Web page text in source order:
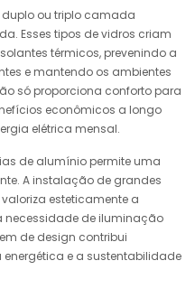
ou triplo camada
Esses tipos de vidros criam
térmicos, prevenindo a
e mantendo os ambientes
só proporciona conforto para
econômicos a longo
elétrica mensal.
de alumínio permite uma
A instalação de grandes
esteticamente a
necessidade de iluminação
de design contribui
e a sustentabilidade